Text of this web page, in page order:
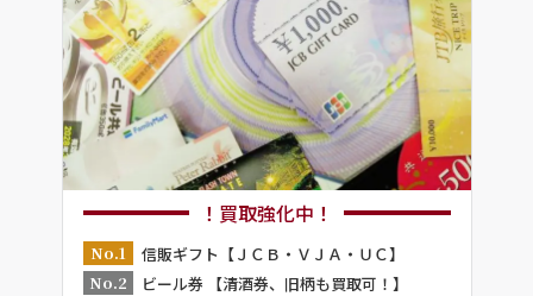
！買取強化中！
No.1
信販ギフト【ＪＣＢ・ＶＪＡ・ＵＣ】
No.2
ビール券 【清酒券、旧柄も買取可！】